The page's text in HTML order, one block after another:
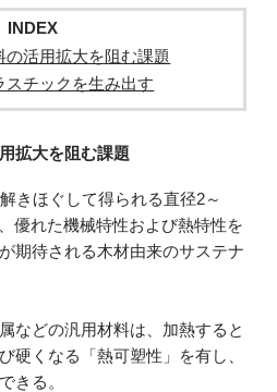
INDEX
活用拡大を阻む課題
スチックを生み出す
拡大を阻む課題
きほぐして得られる直径2～
優れた機械特性および熱特性を
期待される木材由来のサステナ
などの汎用材料は、加熱すると
硬くなる「熱可塑性」を有し、
きる。